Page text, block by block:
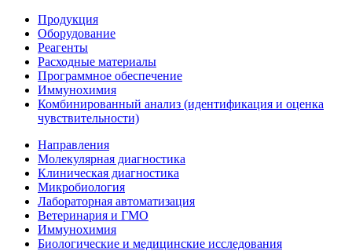
Продукция
Оборудование
Реагенты
Расходные материалы
Программное обеспечение
Иммунохимия
Комбинированный анализ (идентификация и оценка
чувствительности)
Направления
Молекулярная диагностика
Клиническая диагностика
Микробиология
Лабораторная автоматизация
Ветеринария и ГМО
Иммунохимия
Биологические и медицинские исследования